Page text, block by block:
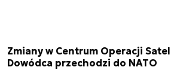
Zmiany w Centrum Operacji
Dowódca przechodzi do NATO